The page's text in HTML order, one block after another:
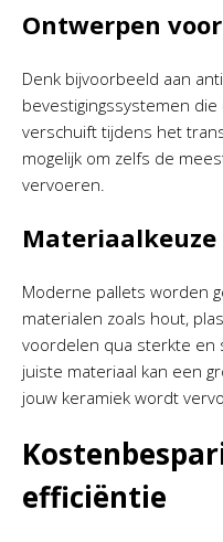
Ontwerpen
Denk bijvoorbeeld aan
bevestigingssystemen
verschuift tijdens het
mogelijk om zelfs de
vervoeren.
Materiaalkeuze
Moderne pallets worden
materialen zoals hout,
voordelen qua sterkte en
juiste materiaal kan een
jouw keramiek wordt
efficiëntie